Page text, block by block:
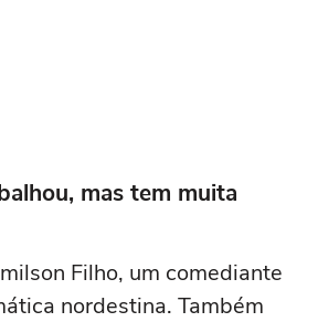
mas tem muita
Filho, um comediante
nordestina. Também